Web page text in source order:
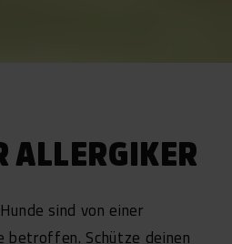
ALLERGIKER
sind von einer
Schütze deinen